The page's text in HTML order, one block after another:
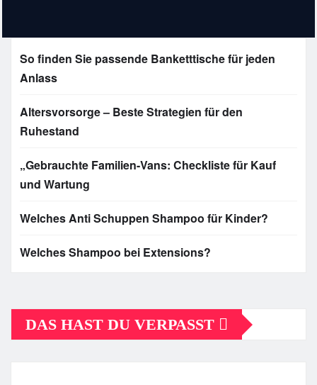
So finden Sie passende Banketttische für jeden
Anlass
Altersvorsorge – Beste Strategien für den
Ruhestand
„Gebrauchte Familien-Vans: Checkliste für Kauf
und Wartung
Welches Anti Schuppen Shampoo für Kinder?
Welches Shampoo bei Extensions?
DAS HAST DU VERPASST